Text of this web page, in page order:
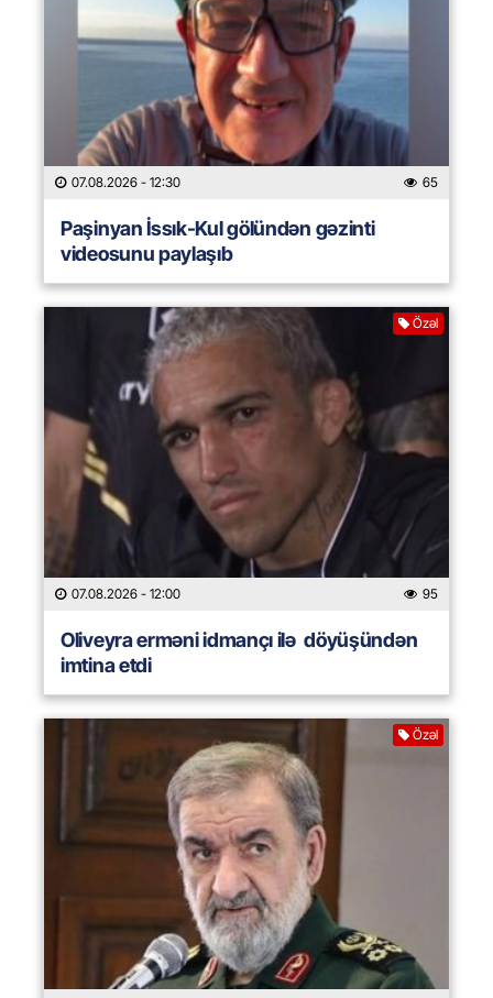
07.08.2026 - 12:30 65
Paşinyan İssık-Kul gölündən gəzinti
videosunu paylaşıb
Özəl
07.08.2026 - 12:00 95
Oliveyra erməni idmançı ilə döyüşündən
imtina etdi
Özəl